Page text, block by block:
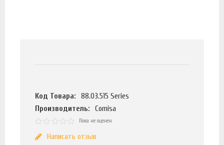
Код Товара:
88.03.515 Series
Производитель:
Comisa
Пока не оценен
Написать отзыв